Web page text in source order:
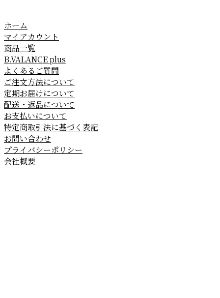
ホーム
マイアカウント
商品一覧
B.VALANCE plus
よくあるご質問
ご注文方法について
定期お届けについて
配送・返品について
お支払いについて
特定商取引法に基づく表記
お問い合わせ
プライバシーポリシー
会社概要